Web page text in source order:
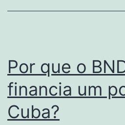
Por que o
financia um
Cuba?